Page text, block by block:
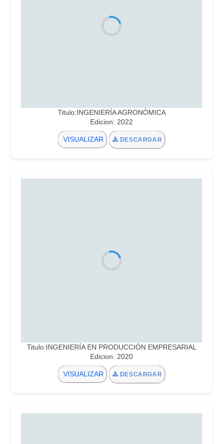
Titulo:INGENIERÍA AGRONÓMICA
Edicion: 2022
VISUALIZAR DESCARGAR
Titulo:INGENIERÍA EN PRODUCCIÓN EMPRESARIAL
Edicion: 2020
VISUALIZAR DESCARGAR